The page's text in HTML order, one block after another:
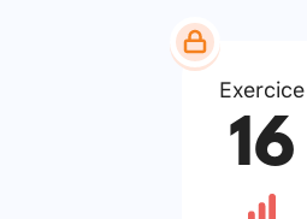
Exercice
16